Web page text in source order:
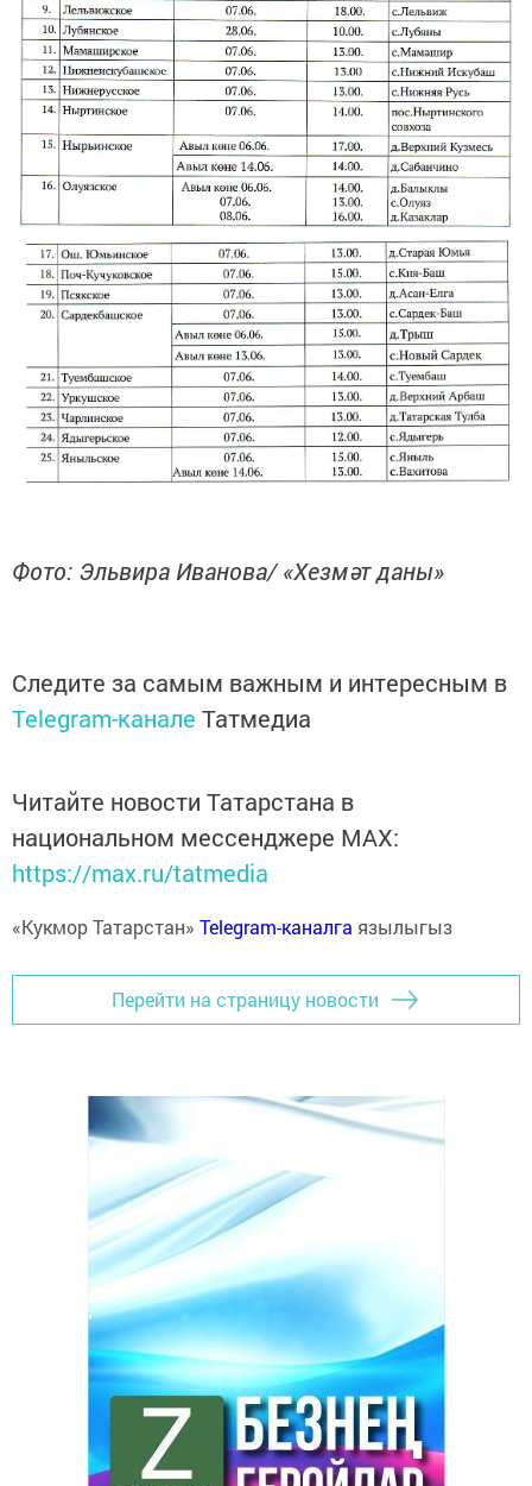
Фото: Эльвира Иванова/ «Хезмәт даны»
Следите за самым важным и интересным в
Telegram-канале Татмедиа
Читайте новости Татарстана в
национальном мессенджере MАХ:
https://max.ru/tatmedia
«Кукмор Татарстан» Telegram-каналга язылыгыз
Перейти на страницу новости